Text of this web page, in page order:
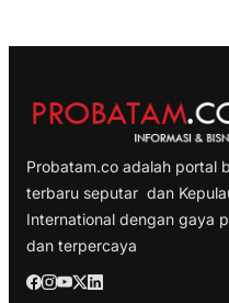
Probatam.co adalah portal
terbaru seputar dan
International dengan gaya
dan terpercaya